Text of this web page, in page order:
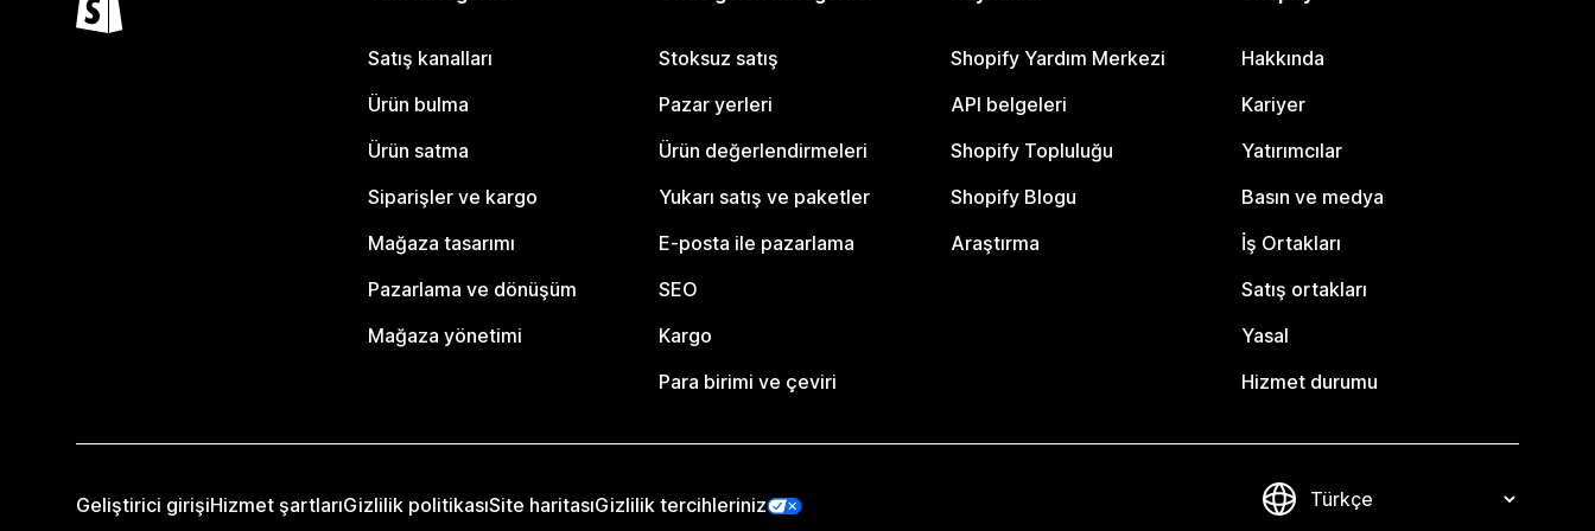
Satış kanalları
Ürün bulma
Ürün satma
Siparişler ve kargo
Mağaza tasarımı
Pazarlama ve dönüşüm
Mağaza yönetimi
Stoksuz satış
Pazar yerleri
Ürün değerlendirmeleri
Yukarı satış ve paketler
E-posta ile pazarlama
SEO
Kargo
Para birimi ve çeviri
Shopify Yardım Merkezi
API belgeleri
Shopify Topluluğu
Shopify Blogu
Araştırma
Hakkında
Kariyer
Yatırımcılar
Basın ve medya
İş Ortakları
Satış ortakları
Yasal
Hizmet durumu
Geliştirici girişiHizmet şartlarıGizlilik politikasıSite haritasıGizlilik tercihleriniz